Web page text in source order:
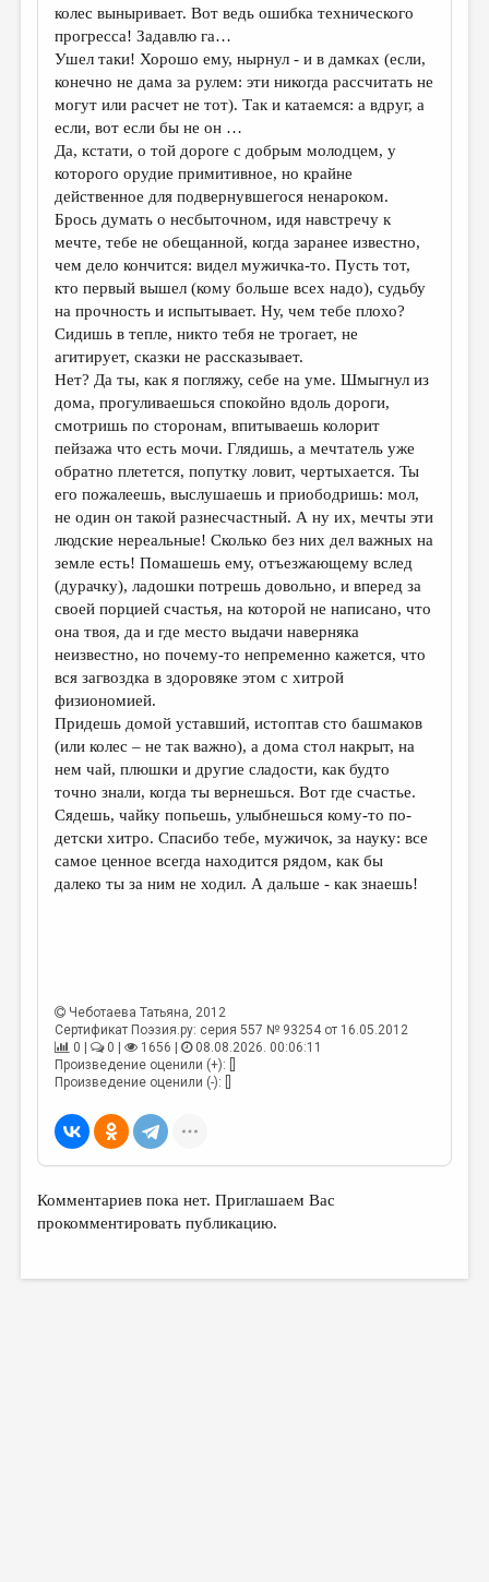
колес выныривает. Вот ведь ошибка технического
прогресса! Задавлю га…
Ушел таки! Хорошо ему, нырнул - и в дамках (если,
конечно не дама за рулем: эти никогда рассчитать не
могут или расчет не тот). Так и катаемся: а вдруг, а
если, вот если бы не он …
Да, кстати, о той дороге с добрым молодцем, у
которого орудие примитивное, но крайне
действенное для подвернувшегося ненароком.
Брось думать о несбыточном, идя навстречу к
мечте, тебе не обещанной, когда заранее известно,
чем дело кончится: видел мужичка-то. Пусть тот,
кто первый вышел (кому больше всех надо), судьбу
на прочность и испытывает. Ну, чем тебе плохо?
Сидишь в тепле, никто тебя не трогает, не
агитирует, сказки не рассказывает.
Нет? Да ты, как я погляжу, себе на уме. Шмыгнул из
дома, прогуливаешься спокойно вдоль дороги,
смотришь по сторонам, впитываешь колорит
пейзажа что есть мочи. Глядишь, а мечтатель уже
обратно плетется, попутку ловит, чертыхается. Ты
его пожалеешь, выслушаешь и приободришь: мол,
не один он такой разнесчастный. А ну их, мечты эти
людские нереальные! Сколько без них дел важных на
земле есть! Помашешь ему, отъезжающему вслед
(дурачку), ладошки потрешь довольно, и вперед за
своей порцией счастья, на которой не написано, что
она твоя, да и где место выдачи наверняка
неизвестно, но почему-то непременно кажется, что
вся загвоздка в здоровяке этом с хитрой
физиономией.
Придешь домой уставший, истоптав сто башмаков
(или колес – не так важно), а дома стол накрыт, на
нем чай, плюшки и другие сладости, как будто
точно знали, когда ты вернешься. Вот где счастье.
Сядешь, чайку попьешь, улыбнешься кому-то по-
детски хитро. Спасибо тебе, мужичок, за науку: все
самое ценное всегда находится рядом, как бы
далеко ты за ним не ходил. А дальше - как знаешь!
Чеботаева Татьяна, 2012
Сертификат Поэзия.ру: серия 557 № 93254 от 16.05.2012
0 |
0 | 1656 |
08.08.2026. 00:06:11
Произведение оценили (+): []
Произведение оценили (-): []
Комментариев пока нет. Приглашаем Вас
прокомментировать публикацию.